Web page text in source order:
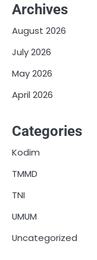
Archives
August 2026
July 2026
May 2026
April 2026
Categories
Kodim
TMMD
TNI
UMUM
Uncategorized